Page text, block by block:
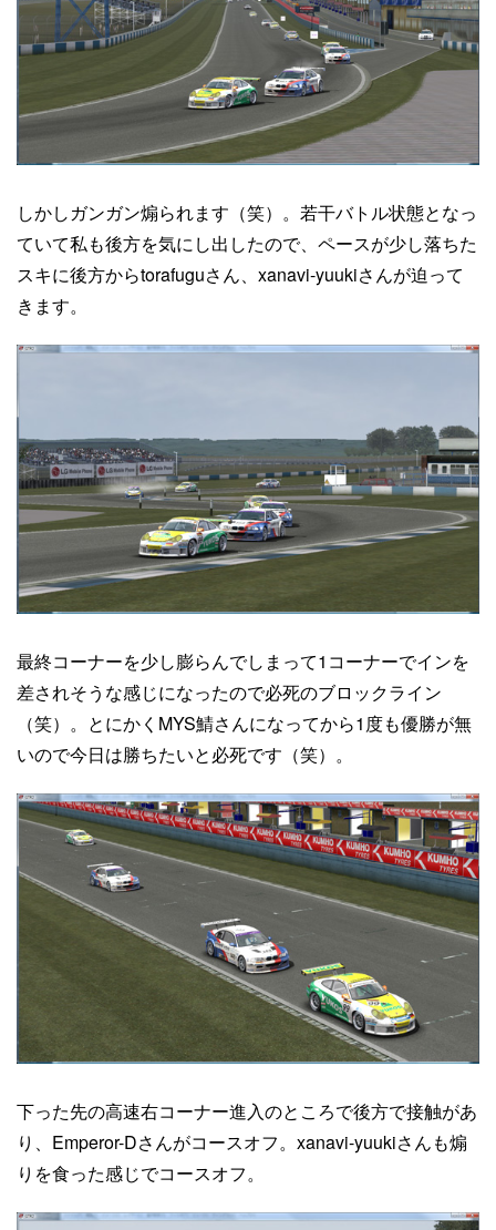
しかしガンガン煽られます（笑）。若干バトル状態となっ
ていて私も後方を気にし出したので、ペースが少し落ちた
スキに後方からtorafuguさん、xanavi-yuukiさんが迫って
きます。
最終コーナーを少し膨らんでしまって1コーナーでインを
差されそうな感じになったので必死のブロックライン
（笑）。とにかくMYS鯖さんになってから1度も優勝が無
いので今日は勝ちたいと必死です（笑）。
下った先の高速右コーナー進入のところで後方で接触があ
り、Emperor-Dさんがコースオフ。xanavi-yuukiさんも煽
りを食った感じでコースオフ。